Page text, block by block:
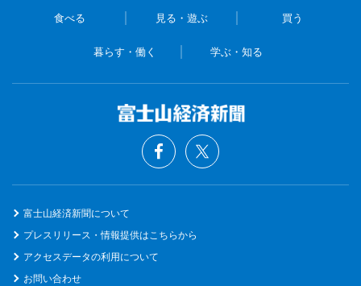
食べる 見る・遊ぶ 買う
暮らす・働く 学ぶ・知る
富士山経済新聞について
プレスリリース・情報提供はこちらから
アクセスデータの利用について
お問い合わせ